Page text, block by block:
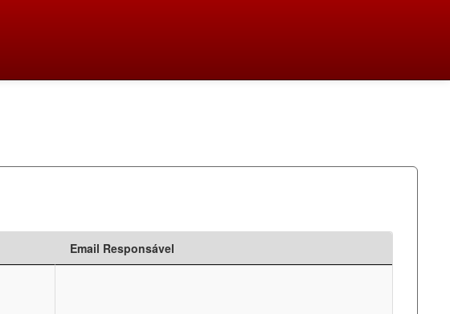
Email Responsável